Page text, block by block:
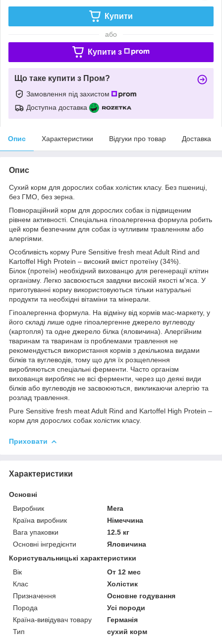
Купити
або
Купити з
Що таке купити з Пром?
Замовлення під захистом
Доступна доставка
Опис Характеристики Відгуки про товар Доставка
Опис
Сухий корм для дорослих собак холістик класу. Без пшениці,
без ГМО, без зерна.
Повнораційний корм для дорослих собак із підвищеним
рівнем активності. Спеціальна гіпоалергенна формула робить
цей корм безпечним для собак із чутливим травленням або
алергіями.
Особливість корму Pure Sensitive fresh meat Adult Rind and
Kartoffel High Protein – високий вміст протеїну (34%).
Білок (протеїн) необхідний вихованцю для регенерації клітин
організму. Легко засвоюється завдяки високій якості м'яса. У
приготуванні корму використовуються тільки натуральні
продукти та необхідні вітаміни та мінерали.
Гіпоалергенна формула.
На відміну від кормів мас-маркету, у
його складі лише одне гіпоалергенне джерело вуглеводу
(картопля) та одне джерело білка (яловичина). Алергійним
тваринам та тваринам із проблемами травлення не
рекомендується використання кормів з декількома видами
білків та вуглеводів, тому що для їх розщеплення
виробляються спеціальні ферменти. Часто організм
вихованця виробляє не всі ферменти, через що деякі види
білків або вуглеводів не засвоюються, викликаючи алергію та
розлад травлення.
Pure Sensitive fresh meat Adult Rind and Kartoffel High Protein –
корм для дорослих собак холістик класу.
Приховати
Характеристики
Основні
Виробник
Mera
Країна виробник
Німеччина
Вага упаковки
12.5 кг
Основні інгредієнти
Яловичина
Користувальницькі характеристики
Вік
От 12 мес
Клас
Холістик
Призначення
Основне годування
Порода
Усі породи
Країна-вивідувач товару
Германія
Тип
сухий корм